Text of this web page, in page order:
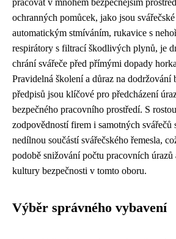
pracovat v mnohem bezpečnějším
ochranných pomůcek, jako jsou
automatickým stmíváním, rukavice s
respirátory s filtrací škodlivých plynů, je
chrání svářeče před přímými dopady
Pravidelná školení a důraz na dodržování
předpisů jsou klíčové pro předcházení
bezpečného pracovního prostředí. S
zodpovědností firem i samotných svářečů
nedílnou součástí svářečského řemesla,
podobě snižování počtu pracovních
kultury bezpečnosti v tomto oboru.
Výběr správného vybavení